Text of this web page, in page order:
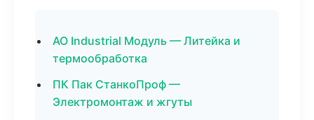
АО Industrial Модуль — Литейка и
термообработка
ПК Пак СтанкоПроф —
Электромонтаж и жгуты